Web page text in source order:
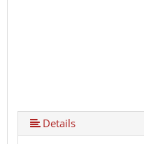
Details